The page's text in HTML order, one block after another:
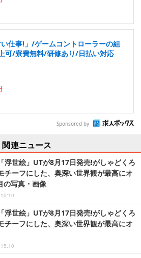
い仕事!」/ゲームコントローラーの組
可/寮費無料/研修あり/日払い対応
Sponsored by
関連ニュース
浮世絵」UTが8月17日発売!がしゃどくろ
チーフにした、奥深い世界観が最高にオ
の写真・画像
浮世絵」UTが8月17日発売!がしゃどくろ
チーフにした、奥深い世界観が最高にオ